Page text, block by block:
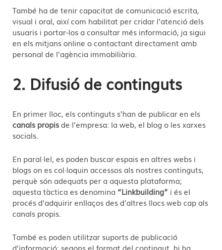
També ha de tenir capacitat de comunicació escrita,
visual i oral, així com habilitat per cridar l’atenció dels
usuaris i portar-los a consultar més informació, ja sigui
en els mitjans online o contactant directament amb
personal de l’agència immobiliària.
2. Difusió de continguts
En primer lloc, els continguts s’han de publicar en els
canals propisde l’empresa: la web, el blog o les xarxes
socials.
En paral·lel, es poden buscar espais en altres webs i
blogs on es col·loquin accessos als nostres continguts,
perquè són adequats per a aquesta plataforma;
aquesta tàctica es denomina “Linkbuilding” i és el
procés d’adquirir enllaços des d’altres llocs web cap als
canals propis.
També es poden utilitzar suports de publicació
d’informació; segons el format del contingut, hi ha